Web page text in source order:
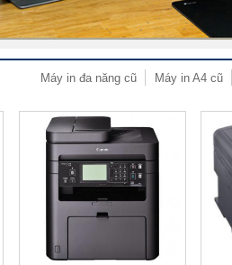
Máy in A4 cũ
Máy in đa năng cũ